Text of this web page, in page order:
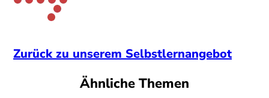
Zurück zu unserem Selbstlernangebot
Ähnliche Themen